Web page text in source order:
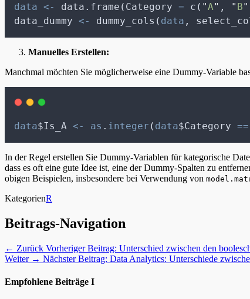
data <- data.frame(Category = c( "A" , " B"
data_dummy <- dummy_cols( data ,
Manuelles Erstellen:
Manchmal möchten Sie möglicherweise eine Dummy-Variable
data$Is_A <- as . integer ( data$Category ==
In der Regel erstellen Sie Dummy-Variablen für kategorische
dass es oft eine gute Idee ist, eine der Dummy-Spalten zu
obigen Beispielen, insbesondere bei Verwendung von
KategorienR
Beitrags-Navigation
← Zurück Vorheriger Beitrag: Unterschied zwischen den
Weiter → Nächster Beitrag: Data Analytics: Unterschiede
Empfohlene Beiträge I